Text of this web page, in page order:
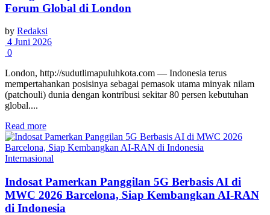
Forum Global di London
by Redaksi
4 Juni 2026
0
London, http://sudutlimapuluhkota.com — Indonesia terus
mempertahankan posisinya sebagai pemasok utama minyak nilam
(patchouli) dunia dengan kontribusi sekitar 80 persen kebutuhan
global....
Read more
Internasional
Indosat Pamerkan Panggilan 5G Berbasis AI di
MWC 2026 Barcelona, Siap Kembangkan AI-RAN
di Indonesia